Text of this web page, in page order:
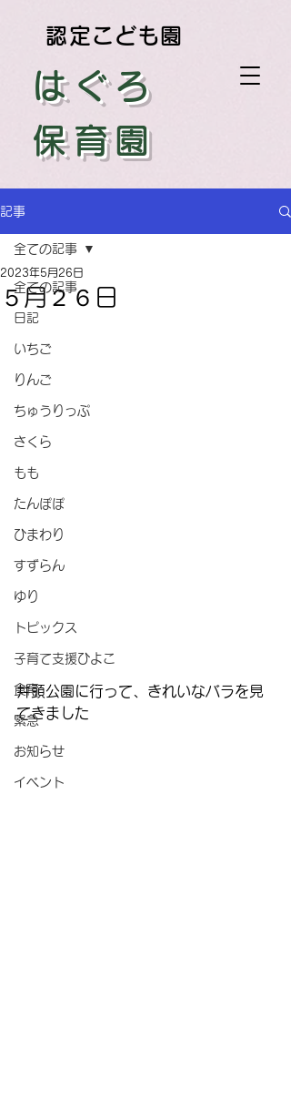
はぐろ
保育園
認定こども園
記事
全ての記事
日記
いちご
りんご
ちゅうりっぷ
さくら
もも
たんぽぽ
ひまわり
すずらん
ゆり
トピックス
子育て支援ひよこ
食育
緊急
お知らせ
イベント
全ての記事
５月２６日
2023年5月26日
井頭公園に行って、きれいなバラを見
てきました